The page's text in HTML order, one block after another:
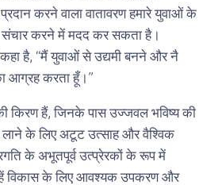
करने वाला वातावरण हमारे युवाओं के
संचार करने में मदद कर सकता है।
है, “मैं युवाओं से उद्यमी बनने और नै
आग्रह करता हूँ।”
किरण हैं, जिनके पास उज्जवल भविष्य की
के लिए अटूट उत्साह और वैश्विक
के अभूतपूर्व उत्प्रेरकों के रूप में
विकास के लिए आवश्यक उपकरण और